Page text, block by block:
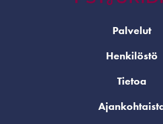
Palvelut
Henkilöstö
Tietoa